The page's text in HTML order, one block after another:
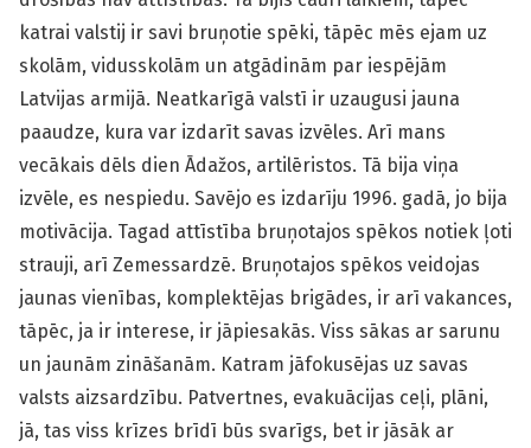
katrai valstij ir savi bruņotie spēki, tāpēc mēs ejam uz
skolām, vidusskolām un atgādinām par iespējām
Latvijas armijā. Neatkarīgā valstī ir uzaugusi jauna
paaudze, kura var izdarīt savas izvēles. Arī mans
vecākais dēls dien Ādažos, artilēristos. Tā bija viņa
izvēle, es nespiedu. Savējo es izdarīju 1996. gadā, jo bija
motivācija. Tagad attīstība bruņotajos spēkos notiek ļoti
strauji, arī Zemessardzē. Bruņotajos spēkos veidojas
jaunas vienības, komplektējas brigādes, ir arī vakances,
tāpēc, ja ir interese, ir jāpiesakās. Viss sākas ar sarunu
un jaunām zināšanām. Katram jāfokusējas uz savas
valsts aizsardzību. Patvertnes, evakuācijas ceļi, plāni,
jā, tas viss krīzes brīdī būs svarīgs, bet ir jāsāk ar